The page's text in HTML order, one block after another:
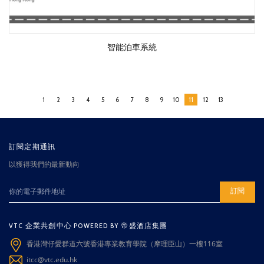
智能泊車系統
1 2 3 4 5 6 7 8 9 10 11 12 13
訂閱定期通訊
以獲得我們的最新動向
訂閱
VTC 企業共創中心 POWERED BY 帝盛酒店集團
香港灣仔愛群道六號香港專業教育學院（摩理臣山）一樓116室
itcc@vtc.edu.hk